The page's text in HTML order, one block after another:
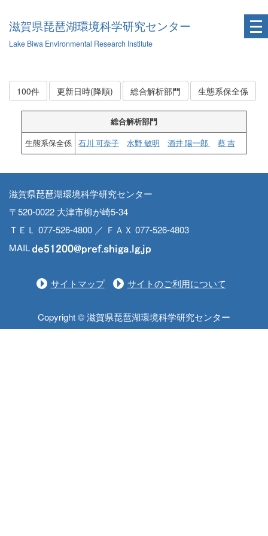
滋賀県琵琶湖環境科学研究センター
Lake Biwa Environmental Research Institute
100件 更新日時(降順) 総合解析部門 生態系保全係
総合解析部門
生態系保全係
石川 可奈子 水野 敏明 酒井 陽一郎 蔡 吉
滋賀県琵琶湖環境科学研究センター
〒520-0022 大津市柳が崎5-34
ＴＥＬ 077-526-4800 ／ ＦＡＸ 077-526-4803
MAIL
サイトマップ サイトのご利用について
Copyright © 滋賀県琵琶湖環境科学研究センター